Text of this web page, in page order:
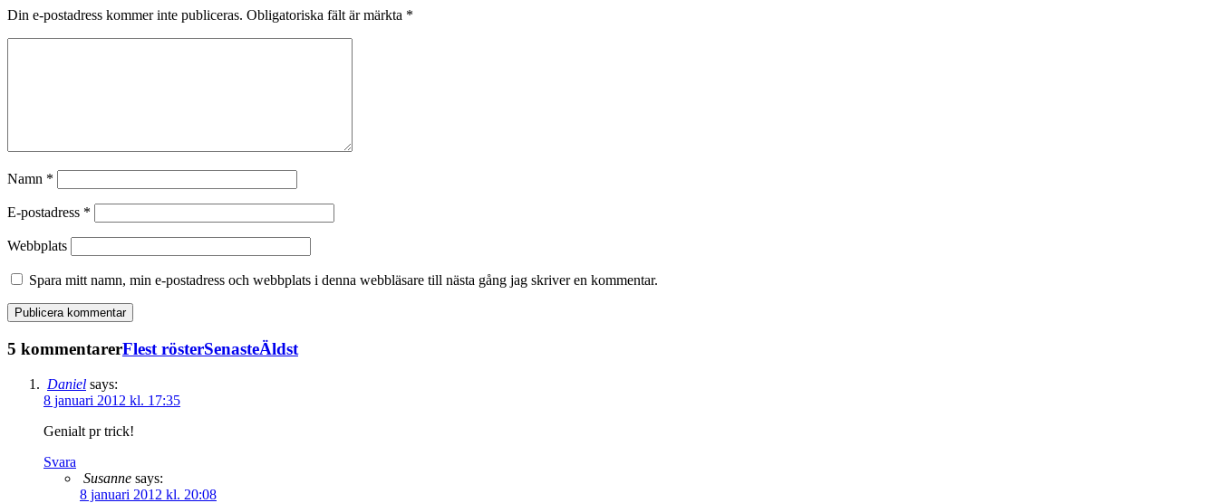
Din e-postadress kommer inte publiceras. Obligatoriska fält är märkta *
Namn *
E-postadress *
Webbplats
Spara mitt namn, min e-postadress och webbplats i denna webbläsare till nästa gång jag skriver en kommentar.
5 kommentarerFlest rösterSenasteÄldst
Daniel says:
8 januari 2012 kl. 17:35
Genialt pr trick!
Svara
Susanne says:
8 januari 2012 kl. 20:08